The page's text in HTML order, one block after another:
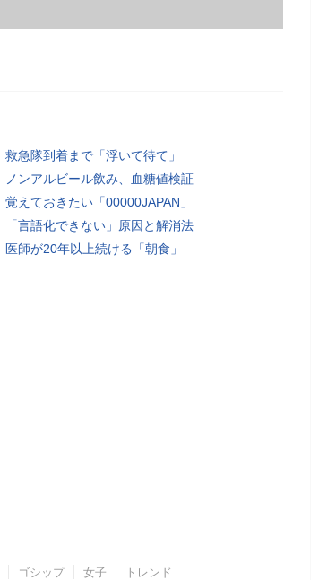
救急隊到着まで「浮いて待て」
ノンアルビール飲み、血糖値検証
覚えておきたい「00000JAPAN」
「言語化できない」原因と解消法
医師が20年以上続ける「朝食」
ゴシップ 女子 トレンド